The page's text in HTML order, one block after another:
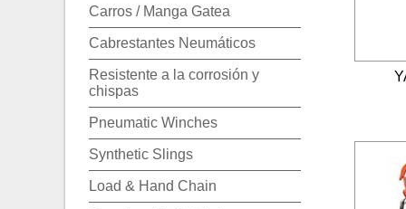
Carros / Manga Gatea
Cabrestantes Neumáticos
Resistente a la corrosión y
chispas
Pneumatic Winches
Synthetic Slings
Load & Hand Chain